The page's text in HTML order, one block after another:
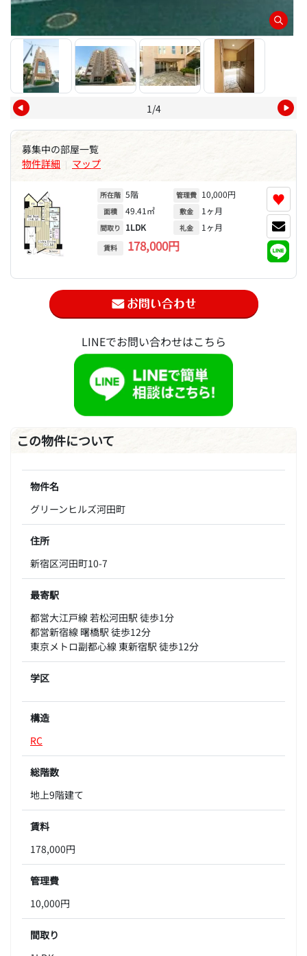
1/4
募集中の部屋一覧
物件詳細 | マップ
所在階 5階
面積 49.41㎡
間取り 1LDK
賃料 178,000円
管理費 10,000円
敷金 1ヶ月
礼金 1ヶ月
♥
LINEでお問い合わせはこちら
この物件について
物件名
グリーンヒルズ河田町
住所
新宿区河田町10-7
最寄駅
都営大江戸線 若松河田駅 徒歩1分
都営新宿線 曙橋駅 徒歩12分
東京メトロ副都心線 東新宿駅 徒歩12分
学区
構造
RC
総階数
地上9階建て
賃料
178,000円
管理費
10,000円
間取り